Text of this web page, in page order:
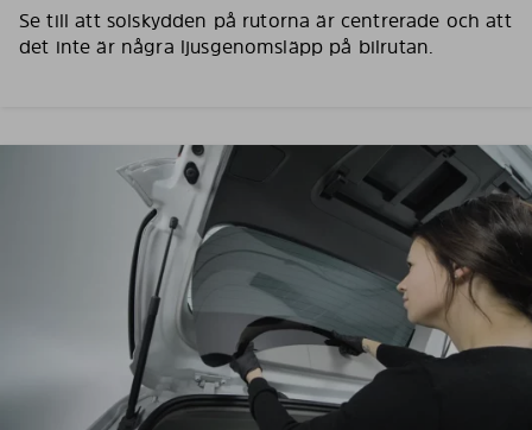
Se till att solskydden på rutorna är centrerade och att
det inte är några ljusgenomsläpp på bilrutan.